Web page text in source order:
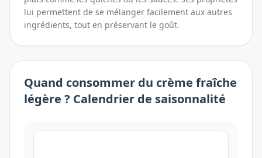
lui permettent de se mélanger facilement aux autres
ingrédients, tout en préservant le goût.
Quand consommer du crème fraîche
légère ? Calendrier de saisonnalité